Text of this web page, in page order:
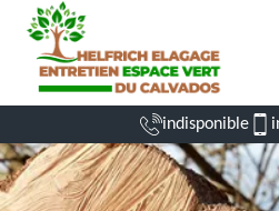
indisponible